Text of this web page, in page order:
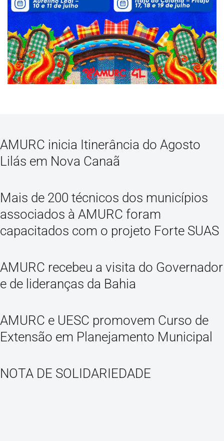
AMURC inicia Itinerância do Agosto
Lilás em Nova Canaã
Mais de 200 técnicos dos municípios
associados à AMURC foram
capacitados com o projeto Forte SUAS
AMURC recebeu a visita do Governador
e de lideranças da Bahia
AMURC e UESC promovem Curso de
Extensão em Planejamento Municipal
NOTA DE SOLIDARIEDADE